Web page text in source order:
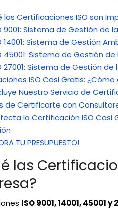
las Certificaciones ISO son
9001: Sistema de Gestión de
14001: Sistema de Gestión
45001: Sistema de Gestión
27001: Sistema de Gestión
ISO Casi Gratis: ¿Cómo
Nuestro Servicio de
de Certificarte con
la Certificación ISO Casi
TU PRESUPUESTO!
las
ISO 9001, 14001, 45001 y